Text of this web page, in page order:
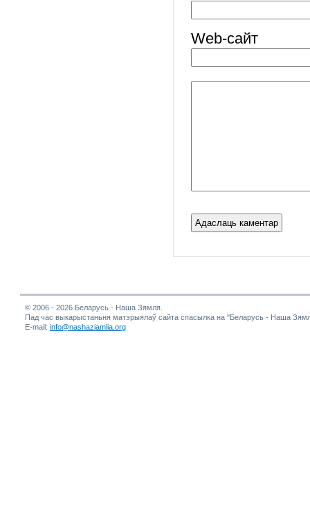
Web-cайт
© 2006 - 2026 Беларусь - Наша Зямля.
Пад час выкарыстаньня матэрыялаў сайта спасылка на "Беларусь - Наша
E-mail: info@nashaziamlia.org